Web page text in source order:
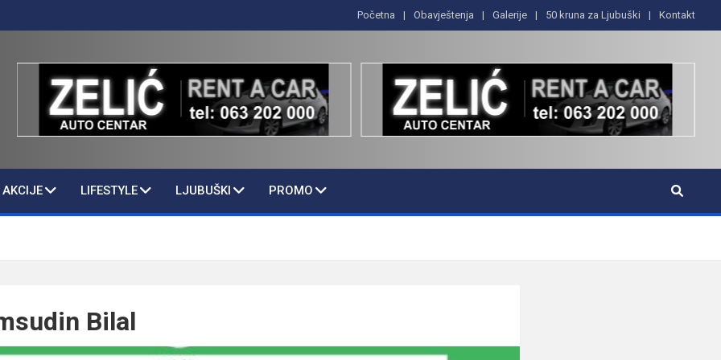
Početna Obavještenja Galerije 50 kruna za Ljubuški Kontakt
LIFESTYLE LJUBUŠKI PROMO
Bilal